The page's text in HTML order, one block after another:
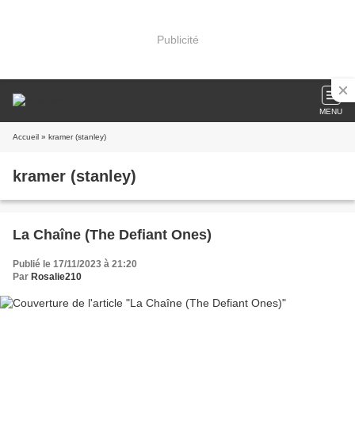
Publicité
MENU
Accueil » kramer (stanley)
kramer (stanley)
La Chaîne (The Defiant Ones)
Publié le 17/11/2023 à 21:20
Par Rosalie210